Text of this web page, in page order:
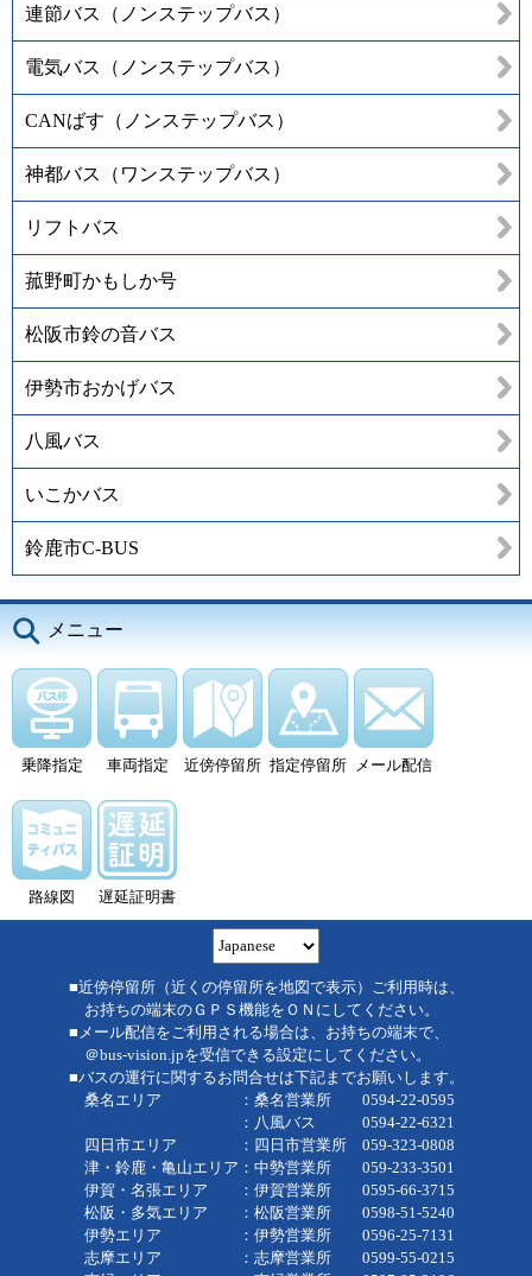
連節バス（ノンステップバス）
電気バス（ノンステップバス）
CANばす（ノンステップバス）
神都バス（ワンステップバス）
リフトバス
菰野町かもしか号
松阪市鈴の音バス
伊勢市おかげバス
八風バス
いこかバス
鈴鹿市C-BUS
メニュー
乗降指定 車両指定 近傍停留所 指定停留所 メール配信
路線図 遅延証明書
■近傍停留所（近くの停留所を地図で表示）ご利用時は、
お持ちの端末のＧＰＳ機能をＯＮにしてください。
■メール配信をご利用される場合は、お持ちの端末で、
＠bus-vision.jpを受信できる設定にしてください。
■バスの運行に関するお問合せは下記までお願いします。
桑名エリア ：桑名営業所 0594-22-0595
：八風バス 0594-22-6321
四日市エリア ：四日市営業所 059-323-0808
津・鈴鹿・亀山エリア：中勢営業所 059-233-3501
伊賀・名張エリア ：伊賀営業所 0595-66-3715
松阪・多気エリア ：松阪営業所 0598-51-5240
伊勢エリア ：伊勢営業所 0596-25-7131
志摩エリア ：志摩営業所 0599-55-0215